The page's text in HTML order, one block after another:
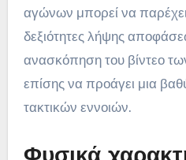
αγώνων μπορεί να παρέχει
δεξιότητες λήψης
ανασκόπηση του βίντεο
επίσης να προάγει μια
τακτικών εννοιών.